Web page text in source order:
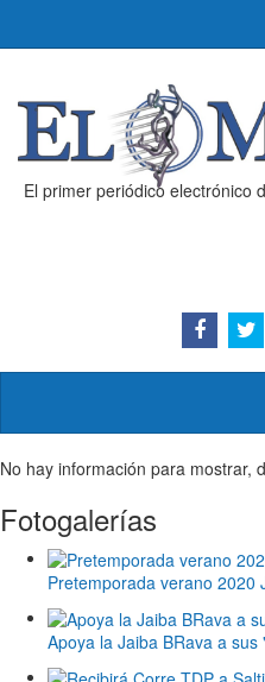
El primer periódico electrónico
No hay información para mostrar,
Fotogalerías
Pretemporada verano 2020
Apoya la Jaiba BRava a